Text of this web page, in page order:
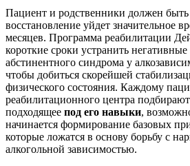
Пациент и родственники должен быть
восстановление уйдет значительное
месяцев. Программа реабилитации
короткие сроки устранить
абстинентного синдрома у
чтобы добиться скорейшей
физического состояния. Каждому
реабилитационного центра
подходящее под его навыки,
начинается формирование базовых
которые ложатся в основу борьбу с
алкогольной зависимостью.